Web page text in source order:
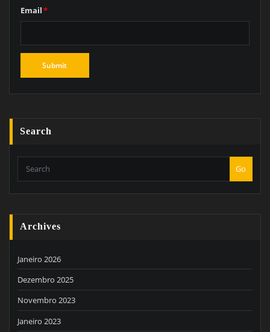
Email*
Search
Go
Archives
Janeiro 2026
Dezembro 2025
Novembro 2023
Janeiro 2023